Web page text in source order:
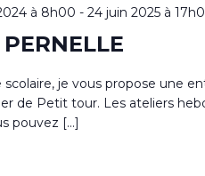
à 8h00 - 24 juin 2025 à
scolaire, je vous propose une
de Petit tour. Les ateliers
pouvez […]